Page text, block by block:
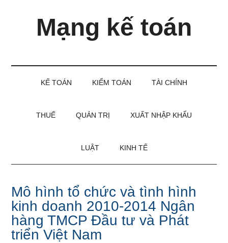
Mạng kế toán
KẾ TOÁN KIỂM TOÁN TÀI CHÍNH
THUẾ QUẢN TRỊ XUẤT NHẬP KHẨU
LUẬT KINH TẾ
Mô hình tổ chức và tình hình
kinh doanh 2010-2014 Ngân
hàng TMCP Đầu tư và Phát
triển Việt Nam